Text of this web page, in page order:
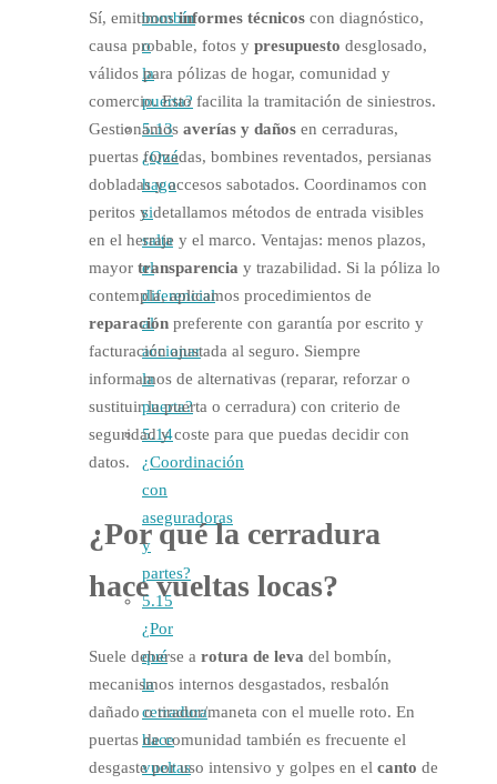
bombín
o
la
puerta?
5.13
¿Qué
hago
si
salta
el
diferencial
al
accionar
la
puerta?
5.14
¿Coordinación
con
aseguradoras
y
partes?
5.15
¿Por
qué
la
cerradura
hace
vueltas
Sí, emitimosinformes técnicos con diagnóstico,
causa probable, fotos y presupuesto desglosado,
válidos para pólizas de hogar, comunidad y
comercio. Esto facilita la tramitación de siniestros.
Gestionamos averías y daños en cerraduras,
puertas forzadas, bombines reventados, persianas
dobladas y accesos sabotados. Coordinamos con
peritos y detallamos métodos de entrada visibles
en el herraje y el marco. Ventajas: menos plazos,
mayor transparencia y trazabilidad. Si la póliza lo
contempla, aplicamos procedimientos de
reparación preferente con garantía por escrito y
facturación ajustada al seguro. Siempre
informamos de alternativas (reparar, reforzar o
sustituir la puerta o cerradura) con criterio de
seguridad y coste para que puedas decidir con
datos.
¿Por qué la cerradura
hacevueltas locas?
Suele deberse a rotura de leva del bombín,
mecanismos internos desgastados, resbalón
dañado o tirador/maneta con el muelle roto. En
puertas de comunidad también es frecuente el
desgaste por uso intensivo y golpes en el canto de